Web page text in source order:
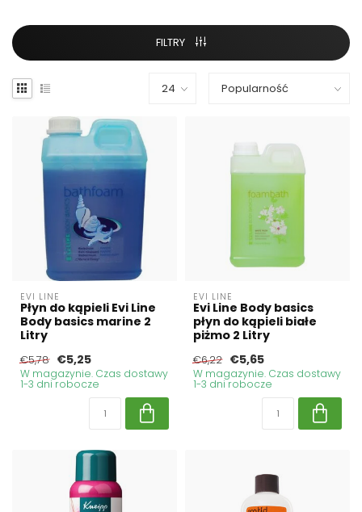
FILTRY
EVI LINE
Płyn do kąpieli Evi Line
Body basics marine 2
Litry
€5,78 €5,25
W magazynie. Czas dostawy
1-3 dni robocze
EVI LINE
Evi Line Body basics
płyn do kąpieli białe
piżmo 2 Litry
€6,22 €5,65
W magazynie. Czas dostawy
1-3 dni robocze